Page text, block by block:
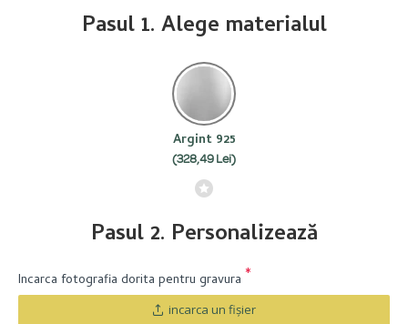
Pasul 1. Alege materialul
Argint 925
(328,49 Lei)
Pasul 2. Personalizează
Incarca fotografia dorita pentru gravura
incarca un fişier